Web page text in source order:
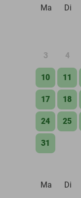
Ma Di
3 4
10 11
17 18
24 25
31
Ma
Di